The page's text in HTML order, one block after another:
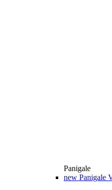
Panigale
new Panigale